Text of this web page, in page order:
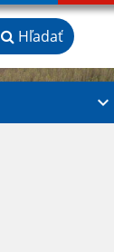
Hľadať